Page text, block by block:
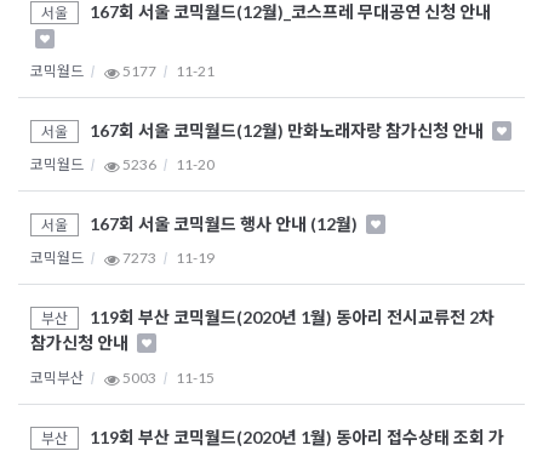
서울 167회 서울 코믹월드(12월)_코스프레 무대공연 신청 안내
코믹월드 5177 11-21
서울 167회 서울 코믹월드(12월) 만화노래자랑 참가신청 안내
코믹월드 5236 11-20
서울 167회 서울 코믹월드 행사 안내 (12월)
코믹월드 7273 11-19
부산
119회 부산 코믹월드(2020년 1월) 동아리 전시교류전 2차
참가신청 안내
코믹부산 5003 11-15
부산
119회 부산 코믹월드(2020년 1월) 동아리 접수상태 조회 가